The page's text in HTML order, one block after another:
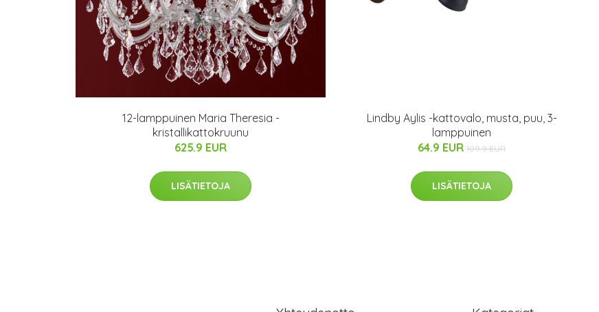
12-lamppuinen Maria Theresia -
kristallikattokruunu
625.9 EUR
LISÄTIETOJA
Lindby Aylis -kattovalo, musta, puu, 3-
lamppuinen
64.9 EUR 109.9 EUR
LISÄTIETOJA